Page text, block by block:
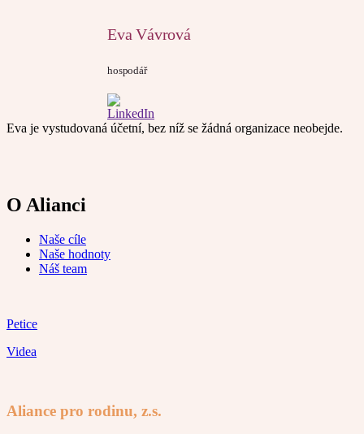
Eva Vávrová
hospodář
Eva je vystudovaná účetní, bez níž se žádná organizace neobejde.
O Alianci
Naše cíle
Naše hodnoty
Náš team
Petice
Videa
Aliance pro rodinu, z.s.